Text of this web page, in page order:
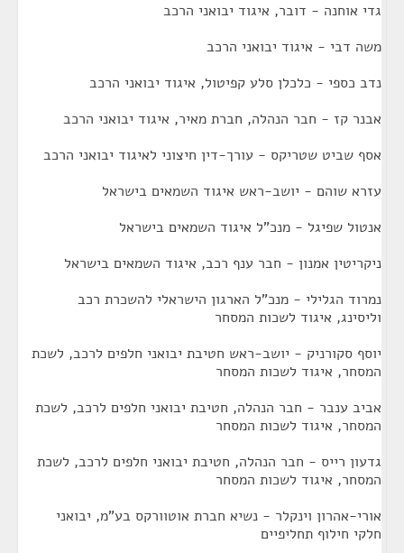
גדי אוחנה - דובר, איגוד יבואני הרכב
משה דבי - איגוד יבואני הרכב
נדב כספי - כלכלן סלע קפיטול, איגוד יבואני הרכב
אבנר קז - חבר הנהלה, חברת מאיר, איגוד יבואני הרכב
אסף שביט שטריקס - עורך-דין חיצוני לאיגוד יבואני הרכב
עזרא שוהם - יושב-ראש איגוד השמאים בישראל
אנטול שפיגל - מנכ"ל איגוד השמאים בישראל
ניקריטין אמנון - חבר ענף רכב, איגוד השמאים בישראל
נמרוד הגלילי - מנכ"ל הארגון הישראלי להשכרת רכב
וליסינג, איגוד לשכות המסחר
יוסף סקורניק - יושב-ראש חטיבת יבואני חלפים לרכב, לשכת
המסחר, איגוד לשכות המסחר
אביב ענבר - חבר הנהלה, חטיבת יבואני חלפים לרכב, לשכת
המסחר, איגוד לשכות המסחר
גדעון רייס - חבר הנהלה, חטיבת יבואני חלפים לרכב, לשכת
המסחר, איגוד לשכות המסחר
אורי-אהרון וינקלר - נשיא חברת אוטוורקס בע"מ, יבואני
חלקי חילוף תחליפיים